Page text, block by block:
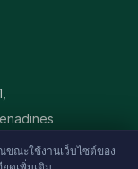
ขณะใช้งานเว็บไซต์ของ